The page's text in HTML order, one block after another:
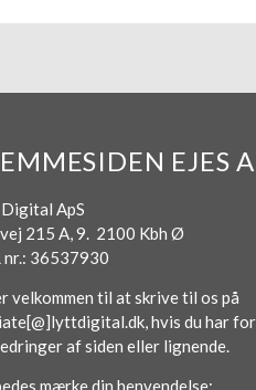
EJES
ApS
215 A, 9. 2100 Kbh Ø
nr.: 36537930
velkommen til at skrive til os på
hvis du har
af siden eller lignende.